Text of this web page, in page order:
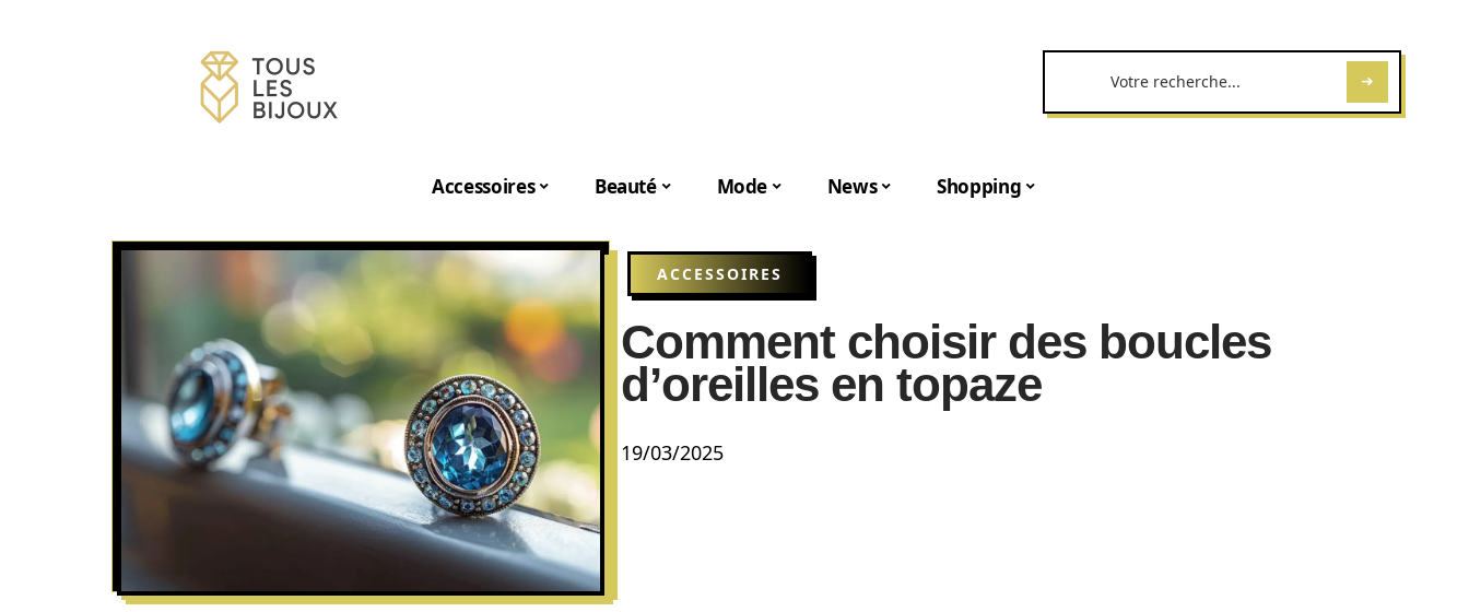
Accessoires Beauté Mode News Shopping
ACCESSOIRES
Comment choisir des boucles
d’oreilles en topaze
19/03/2025